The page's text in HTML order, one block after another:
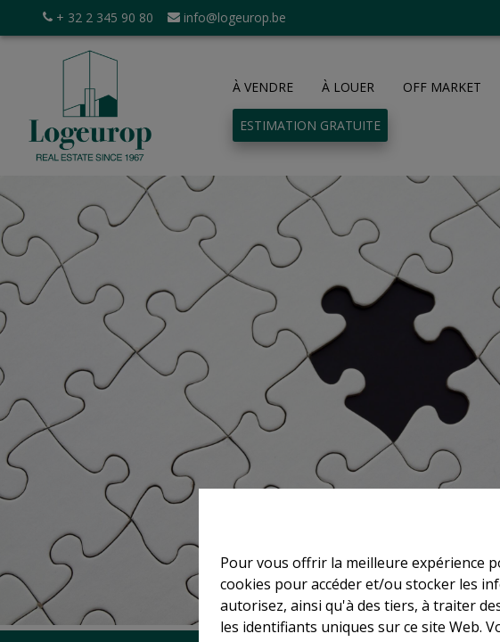
Pour vous offrir la meilleure expérience
cookies pour accéder et/ou stocker les
autorisez, ainsi qu'à des tiers, à traiter
les identifiants uniques sur ce site Web.
+ 32 2 345 90 80 info@logeurop.be
À VENDRE À LOUER OFF MARKET
ESTIMATION GRATUITE